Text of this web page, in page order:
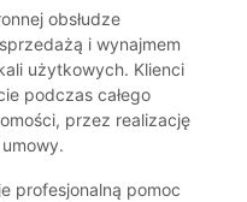
obsłudze
i wynajmem
użytkowych. Klienci
podczas całego
przez realizację
profesjonalną pomoc